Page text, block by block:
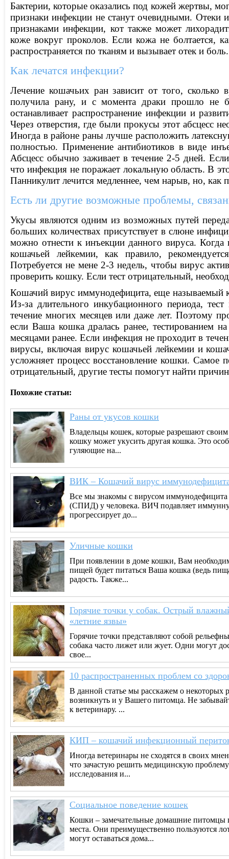
Бактерии, которые оказались под кожей жертвы,
признаки инфекции не станут очевидными. Отеки
признаками инфекции, кот также может
коже вокруг проколов. Если кожа не болтается,
распространяется по тканям и вызывает отек и
Как лечатся инфекции?
Лечение кошачьих ран зависит от того,
получила рану, и с момента драки прошло не
останавливает распространение инфекции и
Через отверстия, где были прокусы этот абсцесс
Иногда в районе раны лучше расположить
полностью. Применение антибиотиков в виде
Абсцесс обычно заживает в течение 2-5 дней.
что инфекция не поражает локальную область. В
Панникулит лечится медленнее, чем нарыв, но, как
Есть ли другие возможные проблемы,
Укусы являются одним из возможных путей
больших количествах присутствует в слюне
можно отнести к инъекции данного вируса.
кошачьей лейкемии, как правило,
Потребуется не мене 2-3 недель, чтобы вирус
проверить кошку. Если тест отрицательный,
Кошачий вирус иммунодефицита, еще называемый
Из-за длительного инкубационного периода,
течение многих месяцев или даже лет. Поэтому
если Ваша кошка дралась ранее, тестированием
месяцами ранее. Если инфекция не проходит в
вирусы, включая вирус кошачьей лейкемии и
усложняет процесс восстановление кошки. Самое
отрицательный, другие тесты помогут найти
Похожие статьи:
Раны от укусов кошки
Владельцы кошек, которые разрешают
кошку может укусить другая кошка. Это
гуляющие на...
ВИК – Кошачий вирус
Все мы знакомы с вирусом
(СПИД) у человека. ВИЧ подавляет
прогрессирует до...
Уличные кошки
При появлении в доме кошки, Вам
пищей будет питаться Ваша кошка (ведь
радость. Также...
Горячие точки у собак. Острый
«летние язвы»
Горячие точки представляют собой
собака часто лижет или жует. Одни могут
свое...
10 распространенных проблем со
В данной статье мы расскажем о некоторых
возникнуть и у Вашего питомца. Не
к ветеринару. ...
КИП – кошачий инфекционный
Иногда ветеринары не сходятся в своих
что зачастую решить медицинскую
исследования и...
Социальное поведение кошек
Кошки – замечательные домашние
места. Они преимущественно пользуются
могут оставаться дома...